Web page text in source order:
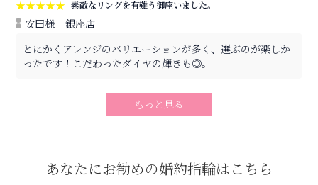
★★★★★ 素敵なリングを有難う御座いました。
安田様
銀座店
とにかくアレンジのバリエーションが多く、選ぶのが楽しか
ったです！こだわったダイヤの輝きも◎。
もっと見る
あなたにお勧めの婚約指輪はこちら